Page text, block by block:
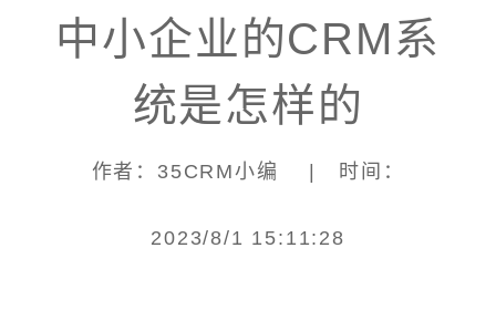
中小企业的CRM系
统是怎样的
作者：35CRM小编 | 时间：
2023/8/1 15:11:28